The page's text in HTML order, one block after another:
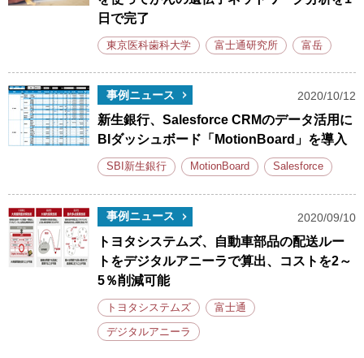
日で完了
東京医科歯科大学 富士通研究所 富岳
事例ニュース 2020/10/12
新生銀行、Salesforce CRMのデータ活用に
BIダッシュボード「MotionBoard」を導入
SBI新生銀行 MotionBoard Salesforce
事例ニュース 2020/09/10
トヨタシステムズ、自動車部品の配送ルー
トをデジタルアニーラで算出、コストを2～
5％削減可能
トヨタシステムズ 富士通
デジタルアニーラ